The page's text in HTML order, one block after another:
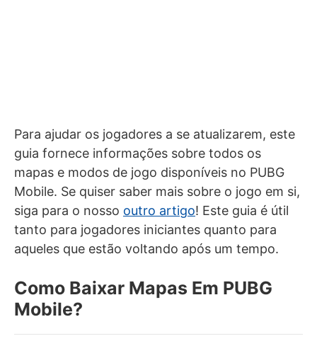
Para ajudar os jogadores a se atualizarem, este
guia fornece informações sobre todos os
mapas e modos de jogo disponíveis no PUBG
Mobile. Se quiser saber mais sobre o jogo em si,
siga para o nosso outro artigo! Este guia é útil
tanto para jogadores iniciantes quanto para
aqueles que estão voltando após um tempo.
Como Baixar Mapas Em PUBG
Mobile?